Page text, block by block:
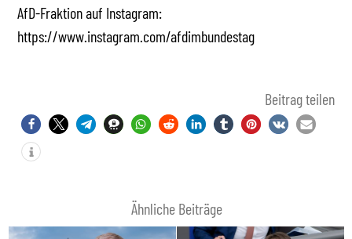
AfD-Fraktion auf Instagram:
https://www.instagram.com/afdimbundestag
Beitrag teilen
Ähnliche Beiträge